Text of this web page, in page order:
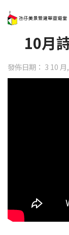
10月
發佈日期： 3 10 月